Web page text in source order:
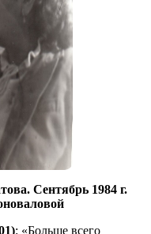
Сентябрь 1984 г.
: «Больше всего